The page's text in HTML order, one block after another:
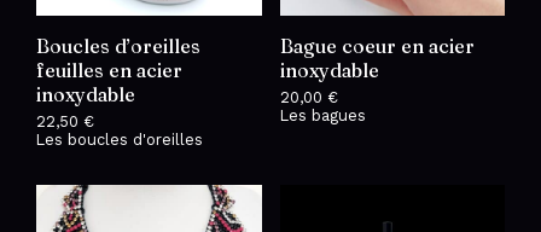
Boucles d’oreilles
feuilles en acier
inoxydable
22,50 €
Les boucles d'oreilles
Bague coeur en acier
inoxydable
20,00 €
Les bagues